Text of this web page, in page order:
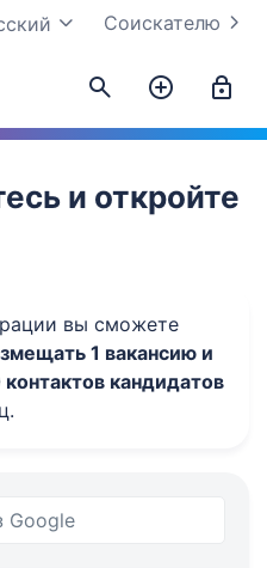
Соискателю
и откройте
вы сможете
1 вакансию и
кандидатов
Google